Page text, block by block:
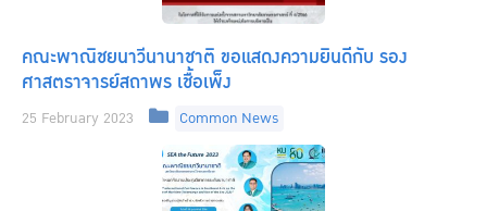
คณะพาณิชยนาวีนานาชาติ ขอแสดงความยินดีกับ รอง
ศาสตราจารย์สถาพร เชื้อเพ็ง
25 February 2023 Categories
Common News